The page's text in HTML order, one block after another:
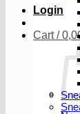
Login
Cart /